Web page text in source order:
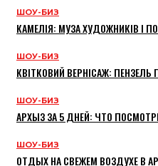
ШОУ-БИЗ
КАМЕЛІЯ: МУЗА ХУДОЖНИКІВ І
ШОУ-БИЗ
КВІТКОВИЙ ВЕРНІСАЖ:
ШОУ-БИЗ
АРХЫЗ ЗА 5 ДНЕЙ: ЧТО
ШОУ-БИЗ
ОТДЫХ НА СВЕЖЕМ ВОЗДУХЕ В